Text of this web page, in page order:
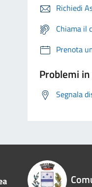
Richiedi
Chiama il
Prenota
Problemi
Segnala